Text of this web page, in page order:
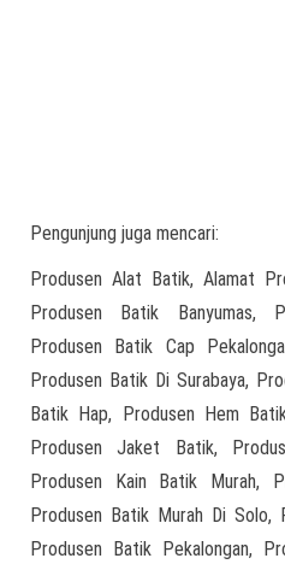
Pengunjung juga mencari:
Produsen Alat Batik, Alamat
Produsen Batik Banyumas,
Produsen Batik Cap
Produsen Batik Di Surabaya,
Batik Hap, Produsen Hem
Produsen Jaket Batik,
Produsen Kain Batik Murah,
Produsen Batik Murah Di Solo,
Produsen Batik Pekalongan,